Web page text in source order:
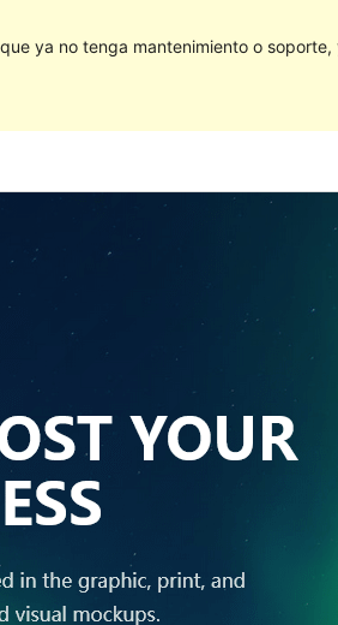
ya no tenga mantenimiento o